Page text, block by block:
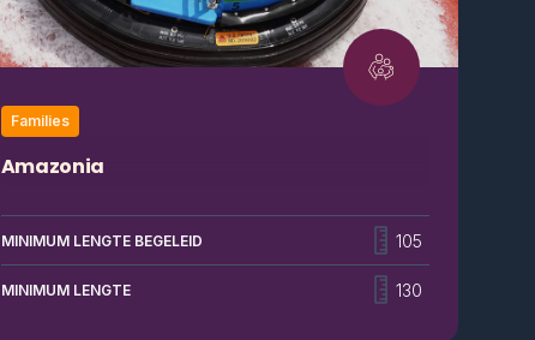
Families
Amazonia
alleen in Bellewaerde Park. De indrukwekkende
Amazonia combineert waterpret met een
doldraaiende lift, een gigantische halfpipe en nog
veel meer ... Stap in je bootje en zet je schrap voor
MINIMUM LENGTE BEGELEID 105
MINIMUM LENGTE 130